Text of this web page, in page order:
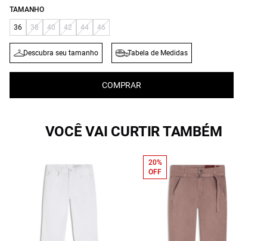
TAMANHO
36 38 40 42 44 46
Descubra seu tamanho Tabela de Medidas
COMPRAR
VOCÊ VAI CURTIR TAMBÉM
20%
OFF